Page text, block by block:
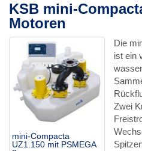
KSB mini-
Motoren
mini-Compacta
UZ1.150 mit PSMEGA
Die
ist ein
Zwei